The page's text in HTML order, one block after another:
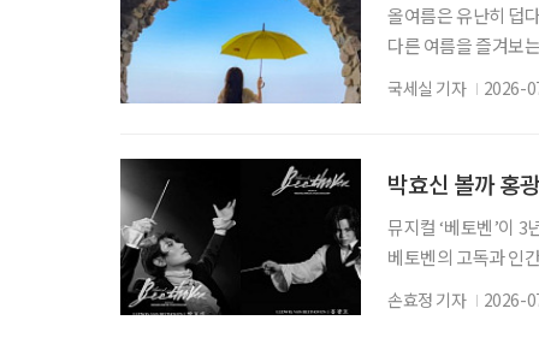
올여름은 유난히 덥
다른 여름을 즐겨보
관 밖으로 이어지
피서'가 새로운 여
국세실 기자 2026-
박효신 볼까 홍
뮤지컬 ‘베토벤’이
베토벤의 고독과 인
배우 박효신과 홍광
소 세종문화회관 대
손효정 기자 2026-